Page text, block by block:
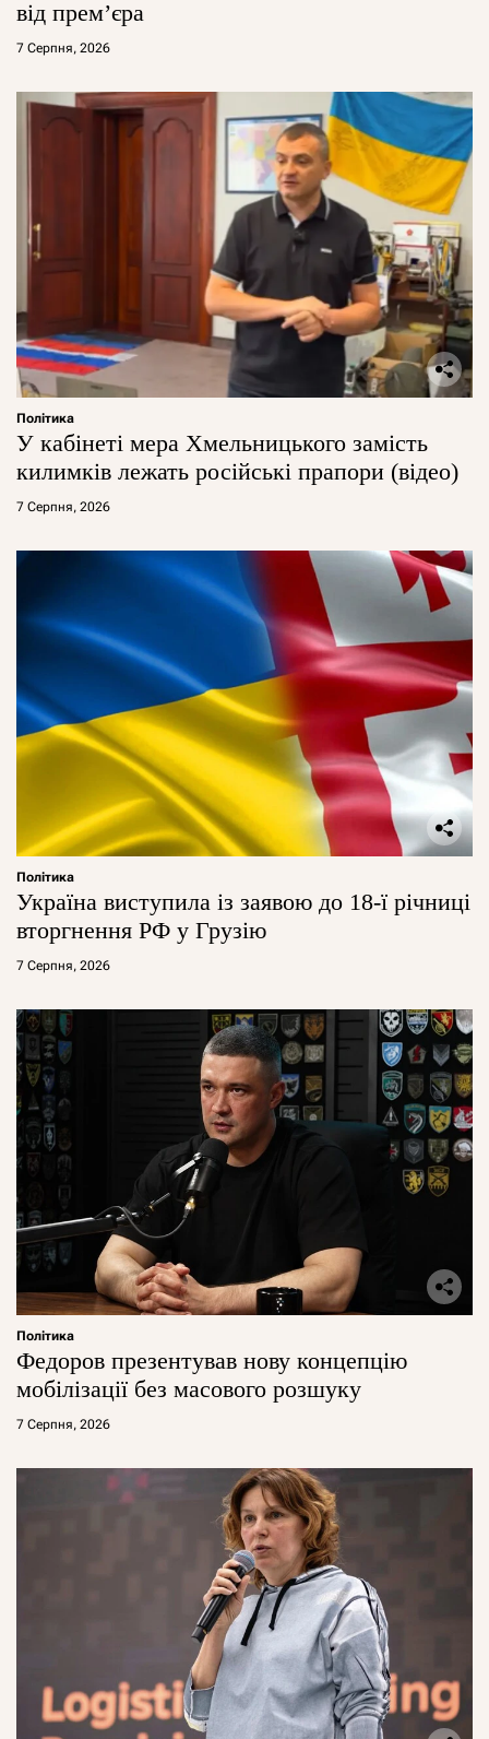
від прем’єра
7 Серпня, 2026
Політика
У кабінеті мера Хмельницького замість
килимків лежать російські прапори (відео)
7 Серпня, 2026
Політика
Україна виступила із заявою до 18-ї річниці
вторгнення РФ у Грузію
7 Серпня, 2026
Політика
Федоров презентував нову концепцію
мобілізації без масового розшуку
7 Серпня, 2026